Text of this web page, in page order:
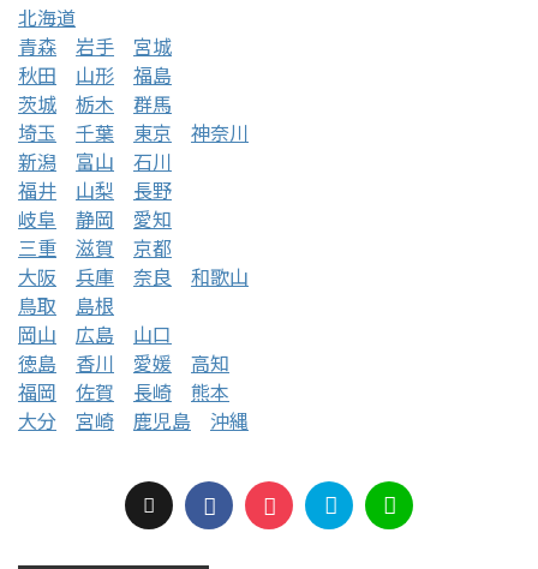
北海道
青森
岩手
宮城
秋田
山形
福島
茨城
栃木
群馬
埼玉
千葉 東京
神奈川
新潟
富山
石川
福井
山梨
長野
岐阜
静岡
愛知
三重
滋賀
京都
大阪
兵庫 奈良
和歌山
鳥取
島根
岡山
広島
山口
徳島
香川 愛媛
高知
福岡
佐賀 長崎
熊本
大分
宮崎 鹿児島 沖縄